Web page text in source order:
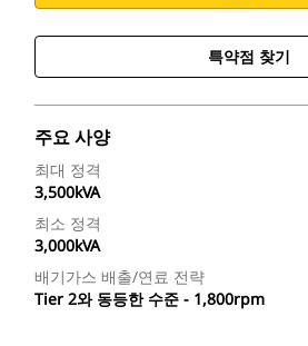
특약점 찾기
주요 사양
최대 정격
3,500kVA
최소 정격
3,000kVA
배기가스 배출/연료 전략
Tier 2와 동등한 수준 - 1,800rpm